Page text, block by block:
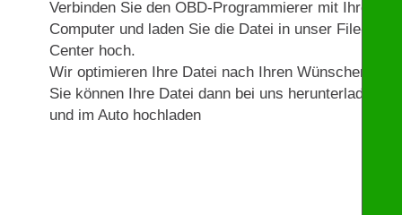
Verbinden Sie den OBD-Programmierer mit Ihrem
Computer und laden Sie die Datei in unser File-
Center hoch.
Wir optimieren Ihre Datei nach Ihren Wünschen.
Sie können Ihre Datei dann bei uns herunterladen
und im Auto hochladen